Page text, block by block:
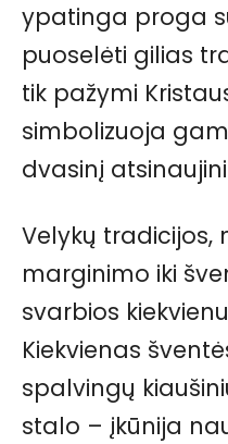
ypatinga proga
puoselėti gilias
tik pažymi
simbolizuoja
dvasinį
Velykų tradicijos,
marginimo iki
svarbios
Kiekvienas
spalvingų
stalo – įkūnija